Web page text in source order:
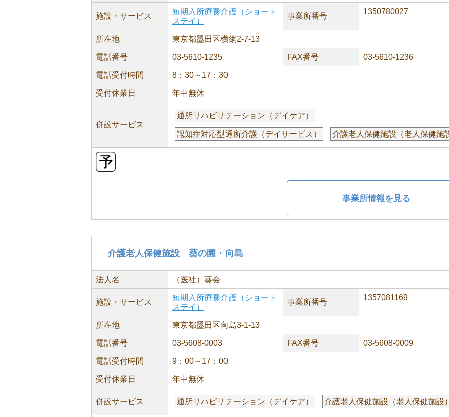
施設・サービス
短期入所療養介護（ショート
ステイ）
事業所番号
1350780027
所在地 東京都墨田区横網2-7-13
電話番号 03-5610-1235 FAX番号 03-5610-1236
電話受付時間 8：30～17：30
受付休業日 年中無休
併設サービス
通所リハビリテーション（デイケア）
認知症対応型通所介護（デイサービス） 介護老人保健施設（老人保健施
事業所情報を見る
介護老人保健施設 葵の園・向島
法人名 （医社）葵会
施設・サービス
短期入所療養介護（ショート
ステイ）
事業所番号
1357081169
所在地 東京都墨田区向島3-1-13
電話番号 03-5608-0003 FAX番号 03-5608-0009
電話受付時間 9：00～17：00
受付休業日 年中無休
併設サービス 通所リハビリテーション（デイケア） 介護老人保健施設（老人保健施設